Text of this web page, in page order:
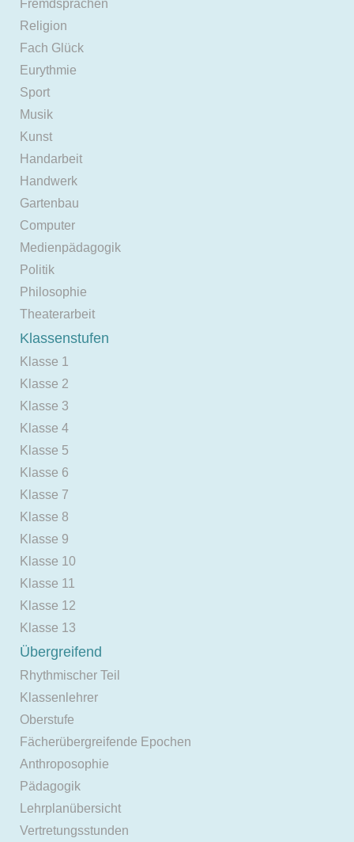
Fremdsprachen
Religion
Fach Glück
Eurythmie
Sport
Musik
Kunst
Handarbeit
Handwerk
Gartenbau
Computer
Medienpädagogik
Politik
Philosophie
Theaterarbeit
Klassenstufen
Klasse 1
Klasse 2
Klasse 3
Klasse 4
Klasse 5
Klasse 6
Klasse 7
Klasse 8
Klasse 9
Klasse 10
Klasse 11
Klasse 12
Klasse 13
Übergreifend
Rhythmischer Teil
Klassenlehrer
Oberstufe
Fächerübergreifende Epochen
Anthroposophie
Pädagogik
Lehrplanübersicht
Vertretungsstunden